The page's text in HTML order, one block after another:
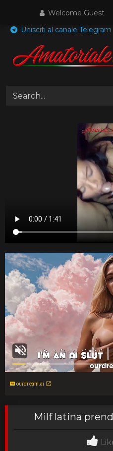
content
Welcome Guest
Unisciti al canale Telegram
ourdream.ai
Milf latina